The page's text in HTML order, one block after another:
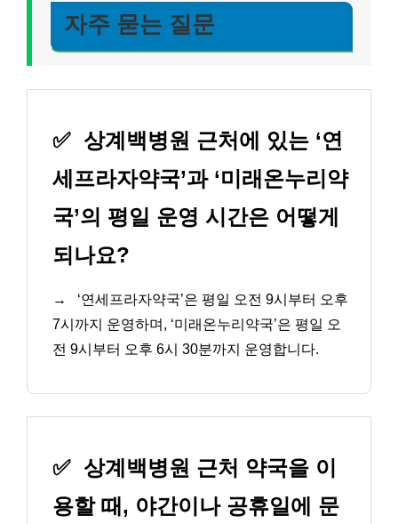
자주 묻는 질문
✅ 상계백병원 근처에 있는 ‘연
세프라자약국’과 ‘미래온누리약
국’의 평일 운영 시간은 어떻게
되나요?
→
‘연세프라자약국’은 평일 오전 9시부터 오후
7시까지 운영하며, ‘미래온누리약국’은 평일 오
전 9시부터 오후 6시 30분까지 운영합니다.
✅ 상계백병원 근처 약국을 이
용할 때, 야간이나 공휴일에 문